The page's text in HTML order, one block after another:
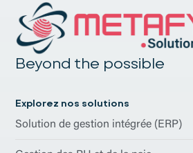
Beyond the possible
Explorez nos solutions
Solution de gestion intégrée (ERP)